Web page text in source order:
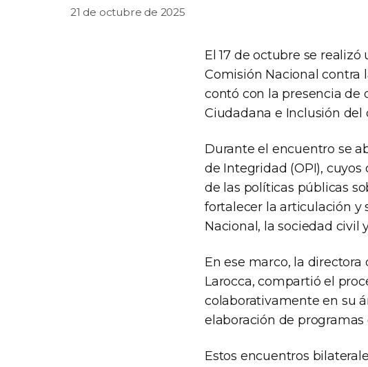
21 de octubre de 2025
El 17 de octubre se
Comisión Nacional contra
contó con la presencia de
Ciudadana e Inclusión del
Durante el encuentro se
de Integridad (OPI),
de las políticas públicas
fortalecer la articulación y
Nacional, la sociedad civil
En ese marco, la
Larocca, compartió el
colaborativamente en su
elaboración de
Estos encuentros